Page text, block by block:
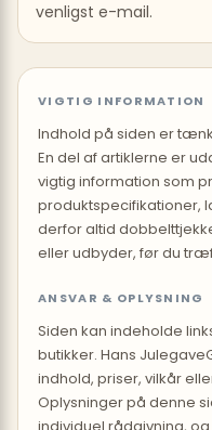
venligst e-mail.
VIGTIG INFORMATION
Indhold på siden er
En del af artiklerne er
vigtig information som
produktspecifikationer,
derfor altid
eller udbyder, før du
ANSVAR & OPLYSNING
Siden kan indeholde
butikker. Hans
indhold, priser, vilkår
Oplysninger på denne